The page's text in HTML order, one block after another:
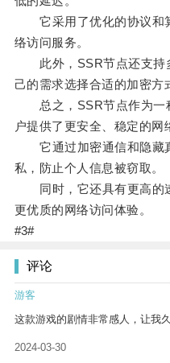
它采用了优化的协议和
络访问服务。
此外，SSR节点还支持
己的需求选择合适的加密方
总之，SSR节点作为一
户提供了更安全、稳定的网
它通过加密通信和隐藏
私，防止个人信息被窃取。
同时，它还具有更高的
更优质的网络访问体验。
#3#
评论
游客
这款游戏的剧情非常感人，让我
2024-03-30